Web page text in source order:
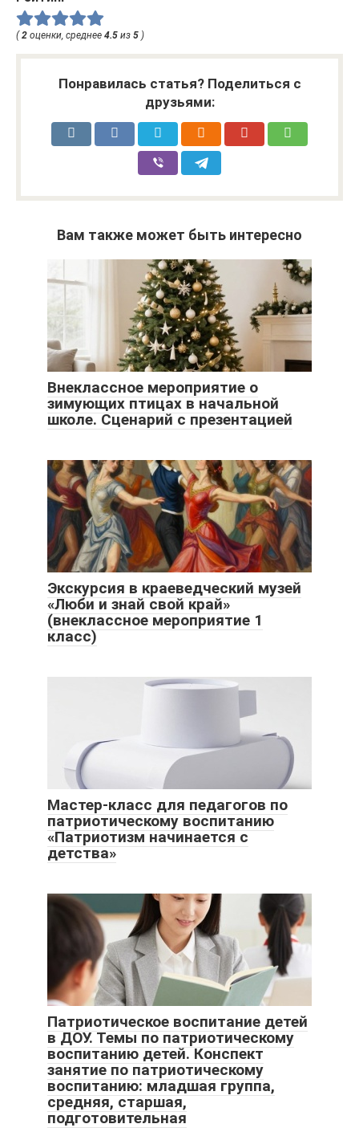
(2 оценки, среднее 4.5 из 5 )
Понравилась статья? Поделиться с
друзьями:
Вам также может быть интересно
Внеклассное мероприятие о
зимующих птицах в начальной
школе. Сценарий с презентацией
Экскурсия в краеведческий музей
«Люби и знай свой край»
(внеклассное мероприятие 1
класс)
Мастер-класс для педагогов по
патриотическому воспитанию
«Патриотизм начинается с
детства»
Патриотическое воспитание детей
в ДОУ. Темы по патриотическому
воспитанию детей. Конспект
занятие по патриотическому
воспитанию: младшая группа,
средняя, старшая,
подготовительная